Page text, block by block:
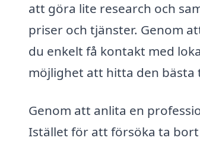
att göra lite research och
priser och tjänster. Genom
du enkelt få kontakt med
möjlighet att hitta den bästa
Genom att anlita en
Istället för att försöka ta